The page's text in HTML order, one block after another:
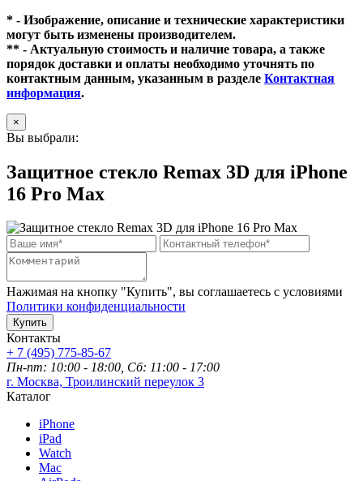
* - Изображение, описание и технические характеристики
могут быть изменены производителем.
** - Актуальную стоимость и наличие товара, а также
порядок доставки и оплаты необходимо уточнять по
контактным данным, указанным в разделе Контактная
информация.
×
Вы выбрали:
Защитное стекло Remax 3D для iPhone
16 Pro Max
Нажимая на кнопку "Купить", вы соглашаетесь с условиями
Политики конфиденциальности
Купить
Контакты
+ 7 (495) 775-85-67
Пн-пт: 10:00 - 18:00, Сб: 11:00 - 17:00
г. Москва, Троилинский переулок 3
Каталог
iPhone
iPad
Watch
Mac